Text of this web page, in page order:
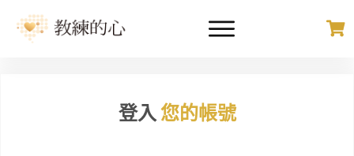
登入您的帳號